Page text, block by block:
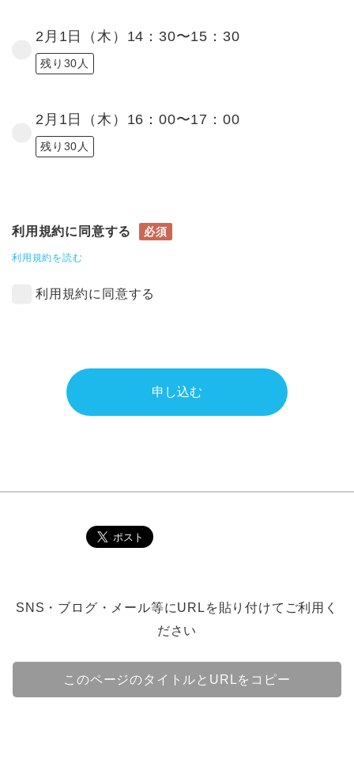
2月1日（木）14：30〜15：30
残り30人
2月1日（木）16：00〜17：00
残り30人
利用規約に同意する 必須
利用規約を読む
利用規約に同意する
申し込む
SNS・ブログ・メール等にURLを貼り付けてご利用く
ださい
このページのタイトルとURLをコピー